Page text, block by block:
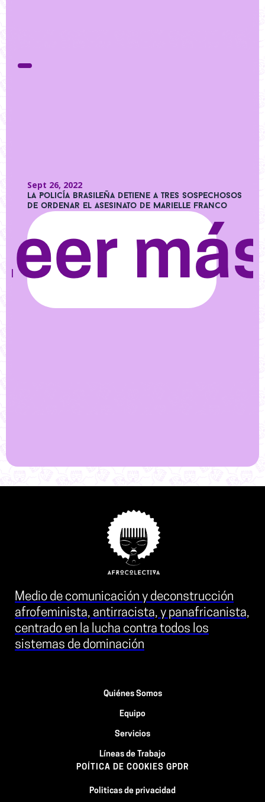
Sept 26, 2022
La Policía brasileña detiene a tres sospechosos
de ordenar el asesinato de Marielle Franco
Medio de comunicación y deconstrucción
afrofeminista, antirracista, y panafricanista,
centrado en la lucha contra todos los
sistemas de dominación
Quiénes Somos
Equipo
Servicios
Líneas de Trabajo
POÍTICA DE COOKIES GPDR
Politicas de privacidad